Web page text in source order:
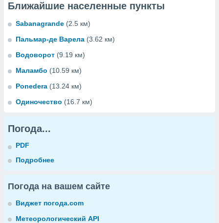
Ближайшие населенные пункты
Sabanagrande (2.5 км)
Пальмар-де Варела (3.62 км)
Водоворот (9.19 км)
Маламбо (10.59 км)
Ponedera (13.24 км)
Одиночество (16.7 км)
Погода...
PDF
Подробнее
Погода на вашем сайте
Виджет погода.com
Метеорологический API